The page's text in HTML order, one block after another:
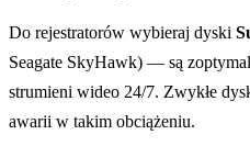
Do rejestratorów wybieraj dyski
Seagate SkyHawk) — są
strumieni wideo 24/7. Zwykłe
awarii w takim obciążeniu.